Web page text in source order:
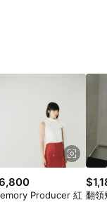
Producer 紅
翻領